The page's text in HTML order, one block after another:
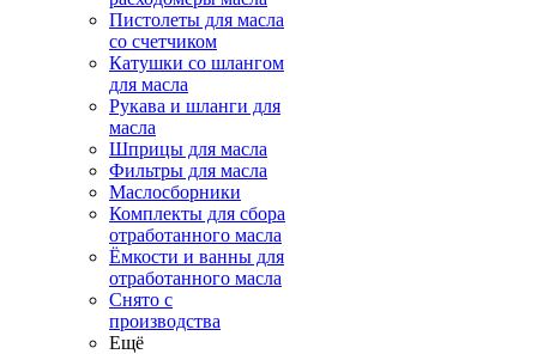
Пистолеты для масла
со счетчиком
Катушки со шлангом
для масла
Рукава и шланги для
масла
Шприцы для масла
Фильтры для масла
Маслосборники
Комплекты для сбора
отработанного масла
Ёмкости и ванны для
отработанного масла
Снято с
производства
Ещё